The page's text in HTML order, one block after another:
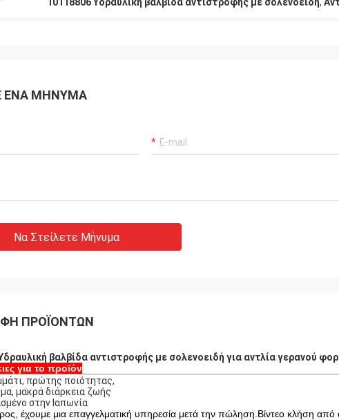
ΈΝΑ ΜΉΝΥΜΑ
Να Στείλετε Μήνυμα
ΠΡΟΪΌΝΤΩΝ
βαλβίδα αντιστροφής με σολενοειδή για αντλία γερανού
για το προϊόν
πρώτης ποιότητας,
μακρά διάρκεια ζωής
στην Ιαπωνία
έχουμε μια επαγγελματική υπηρεσία μετά την πώληση.Βίντεο κλήση από